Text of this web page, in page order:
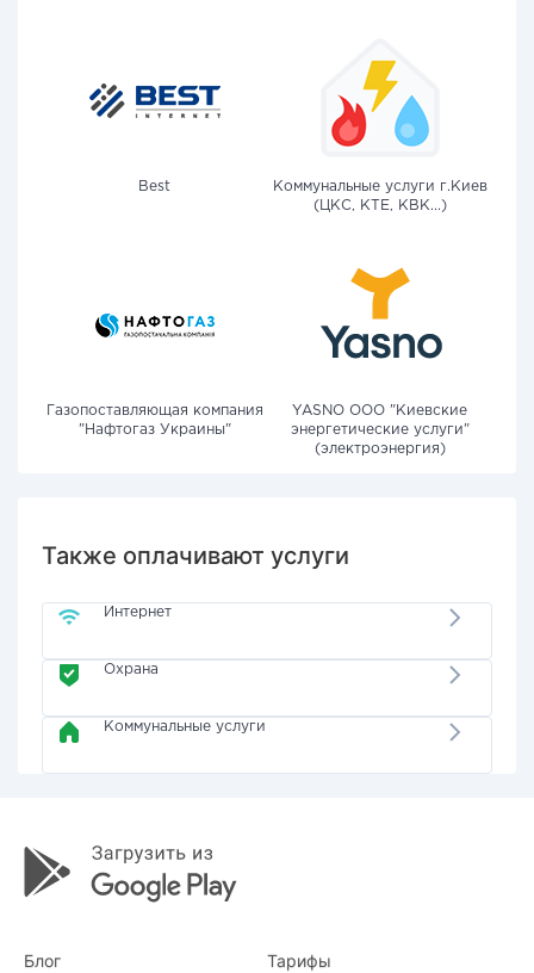
Best
Коммунальные услуги г.Киев
(ЦКС, КТЕ, КВК...)
Газопоставляющая компания
"Нафтогаз Украины"
YASNO OOO "Киевские
энергетические услуги"
(электроэнергия)
Также оплачивают услуги
Интернет
Охрана
Коммунальные услуги
Блог Тарифы